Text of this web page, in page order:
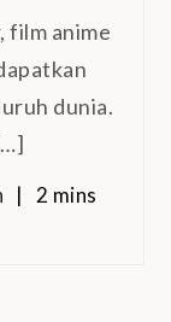
film anime
dunia.
2 mins